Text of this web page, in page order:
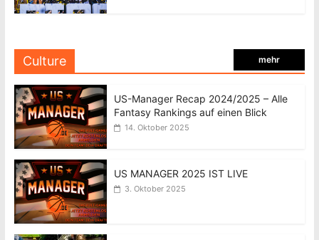
Culture mehr
US-Manager Recap 2024/2025 – Alle
Fantasy Rankings auf einen Blick
14. Oktober 2025
US MANAGER 2025 IST LIVE
3. Oktober 2025